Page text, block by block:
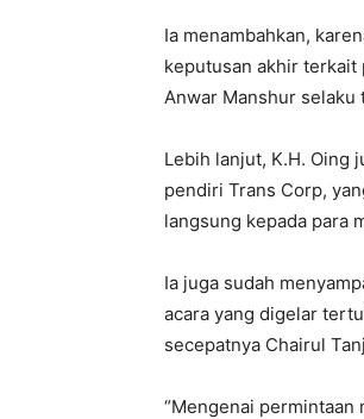
Ia menambahkan,
keputusan akhir terkait
Anwar Manshur selaku
Lebih lanjut, K.H. Oing
pendiri Trans Corp,
langsung kepada para
Ia juga sudah
acara yang digelar
secepatnya Chairul
“Mengenai permintaan